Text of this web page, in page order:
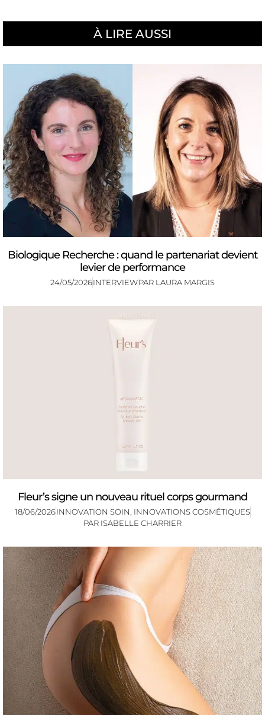
À LIRE AUSSI
Biologique Recherche : quand le partenariat devient
levier de performance
24/05/2026INTERVIEWPAR LAURA MARGIS
Fleur’s signe un nouveau rituel corps gourmand
18/06/2026INNOVATION SOIN INNOVATIONS COSMÉTIQUES
PAR ISABELLE CHARRIER